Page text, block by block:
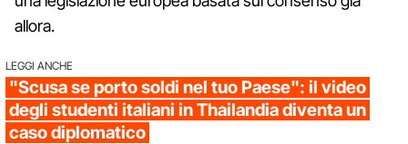
allora.
LEGGI ANCHE
"Scusa se porto soldi nel tuo Paese": il video
degli studenti italiani in Thailandia diventa un
caso diplomatico